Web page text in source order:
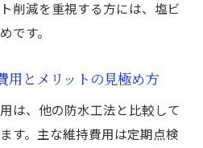
削減を重視する方には、塩ビ
です。
用とメリットの見極め方
は、他の防水工法と比較して
す。主な維持費用は定期点検